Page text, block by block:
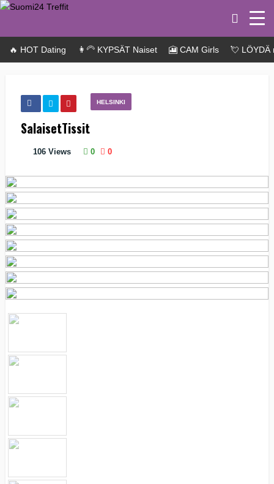
🔥 HOT Dating 👩‍🦳 KYPSÄT Naiset 🎦 CAM Girls 💘 LÖYDÄ
HELSINKI
SalaisetTissit
106 Views 0 0